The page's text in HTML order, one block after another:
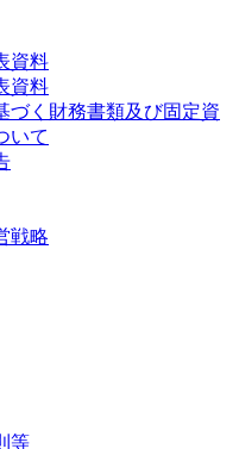
資料
資料
づく財務書類及び固定資
いて
戦略
等